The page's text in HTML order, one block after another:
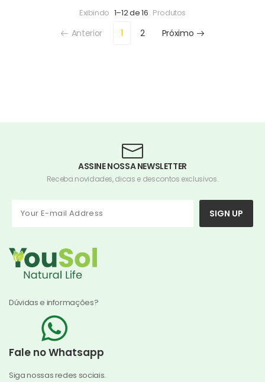
Exibindo 1–12 de 16 Produtos
Anterior 1 2 Próximo
ASSINE NOSSA NEWSLETTER
Receba novidades, dicas e descontos exclusivos.
SIGN UP
Dúvidas e informações?
Fale no Whatsapp
Siga nossas redes sociais.